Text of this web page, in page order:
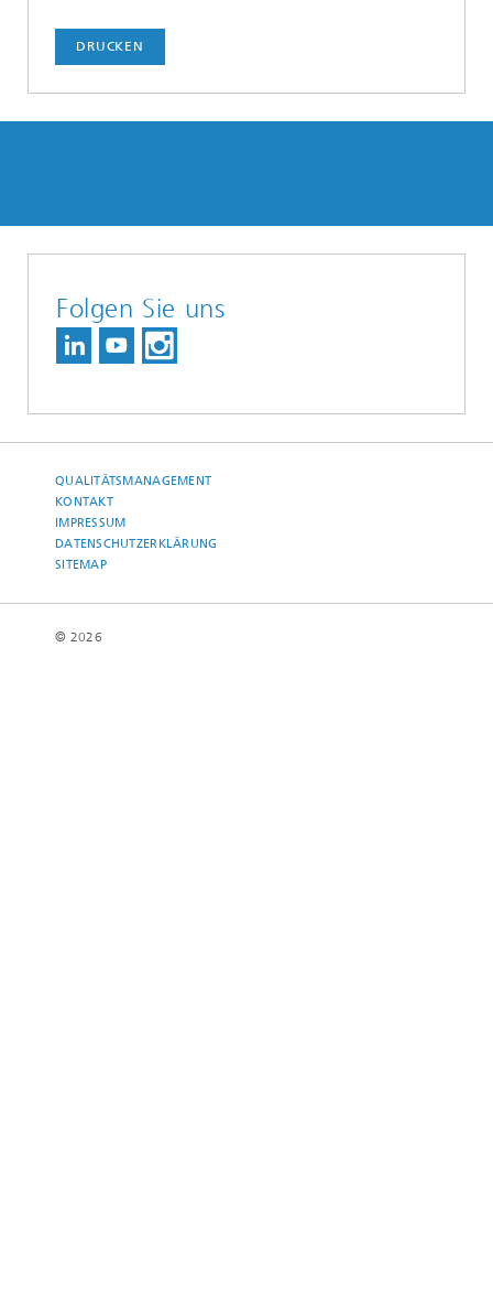
DRUCKEN
Folgen Sie uns
QUALITÄTSMANAGEMENT
KONTAKT
IMPRESSUM
DATENSCHUTZERKLÄRUNG
SITEMAP
© 2026